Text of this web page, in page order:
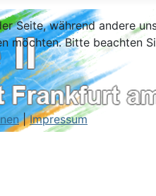
Seite, während andere
möchten. Bitte beachten
|Impressum